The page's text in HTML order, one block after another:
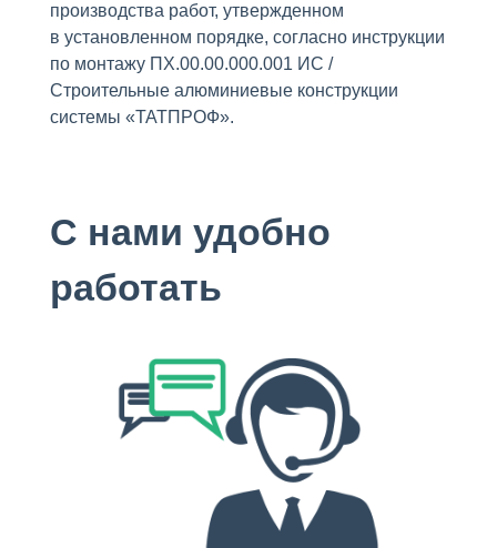
производства работ, утвержденном
в установленном порядке, согласно инструкции
по монтажу ПХ.00.00.000.001 ИС /
Строительные алюминиевые конструкции
системы «ТАТПРОФ».
С нами удобно
работать